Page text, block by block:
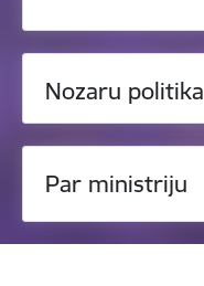
Nozaru politika
Par ministriju